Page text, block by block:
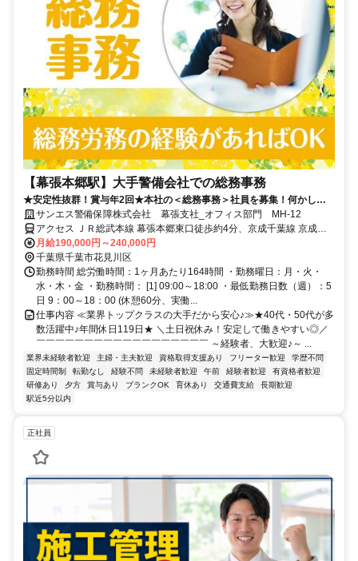
【幕張本郷駅】大手警備会社での総務事務
★安定性抜群！賞与年2回★本社の＜総務事務＞社員を募集！何かしら
総務事務・労務管理経験者大歓迎♪警備業界は未経験でもOK！40～50代
活躍中♪
サンエス警備保障株式会社 幕張支社_オフィス部門 MH-12
アクセス ＪＲ総武本線 幕張本郷東口徒歩約4分、京成千葉線 京成幕
張本郷東口徒歩約4分、京成本線 京成大久保徒歩約21分 「幕張本郷
駅」徒歩4分 ■交通費支給（月10000円まで）
月給190,000円～240,000円
千葉県千葉市花見川区
勤務時間 総労働時間：1ヶ月あたり164時間 ・勤務曜日：月・火・
水・木・金 ・勤務時間： [1] 09:00～18:00 ・最低勤務日数（週）：5
日 9：00～18：00 (休憩60分、実働...
仕事内容 ≪業界トップクラスの大手だから安心♪≫★40代・50代が多
数活躍中♪年間休日119日★ ＼土日祝休み！安定して働きやすい◎／
￣￣￣￣￣￣￣￣￣￣￣￣￣￣￣￣￣￣ ～経験者、大歓迎♪～ ...
業界未経験者歓迎 主婦・主夫歓迎 資格取得支援あり フリーター歓迎
学歴不問
固定時間制
転勤なし 経験不問 未経験者歓迎 午前 経験者歓迎
有資格者歓迎
研修あり
夕方 賞与あり ブランクOK 育休あり 交通費支給
長期歓迎
駅近5分以内
正社員